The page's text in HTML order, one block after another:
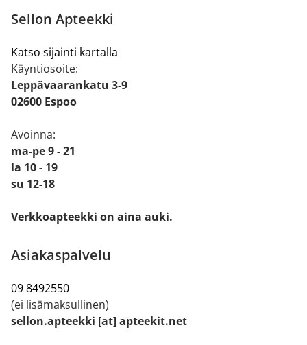
Sellon Apteekki
Katso sijainti kartalla
Käyntiosoite:
Leppävaarankatu 3-9
02600 Espoo
Avoinna:
ma-pe 9 - 21
la 10 - 19
su 12-18
Verkkoapteekki on aina auki.
Asiakaspalvelu
09 8492550
(ei lisämaksullinen)
sellon.apteekki [at] apteekit.net